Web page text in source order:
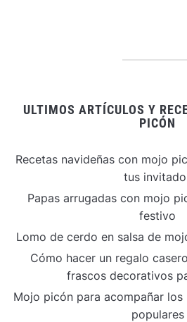
ULTIMOS ARTÍCULOS Y
PICÓN
Recetas navideñas con mojo
tus
Papas arrugadas con mojo
festivo
Lomo de cerdo en salsa de
Cómo hacer un regalo
frascos decorativos
Mojo picón para acompañar
populares